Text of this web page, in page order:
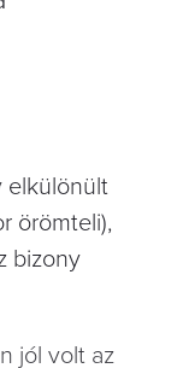
elkülönült
örömteli),
bizony
jól volt az